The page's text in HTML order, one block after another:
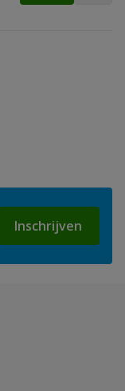
Inschrijven